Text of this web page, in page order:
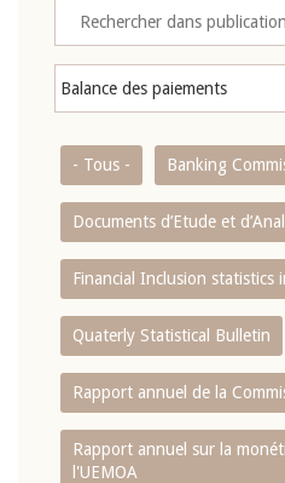
- Tous - Banking
Documents d’Etude et
Financial Inclusion statistics
Quaterly Statistical Bulletin
Rapport annuel de la
Rapport annuel sur la
l'UEMOA